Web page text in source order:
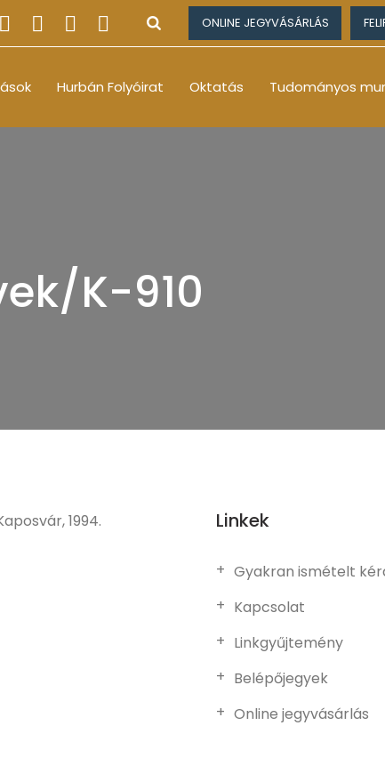
ONLINE JEGYVÁSÁRLÁS
Hurbán Folyóirat Oktatás Tudományos
K-910
1994. Linkek
Gyakran ismételt
Kapcsolat
Linkgyűjtemény
Belépőjegyek
Online jegyvásárlás